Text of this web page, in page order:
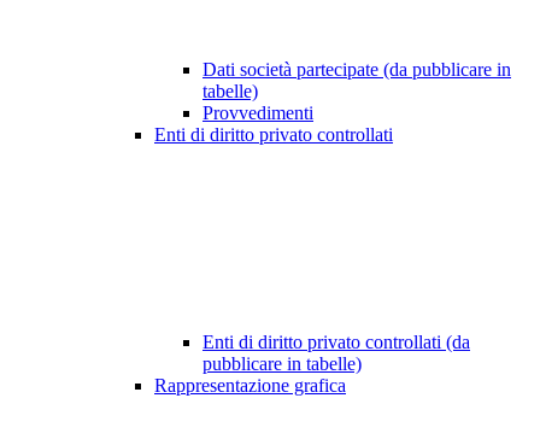
Dati società partecipate (da pubblicare in
tabelle)
Provvedimenti
Enti di diritto privato controllati
Enti di diritto privato controllati (da
pubblicare in tabelle)
Rappresentazione grafica